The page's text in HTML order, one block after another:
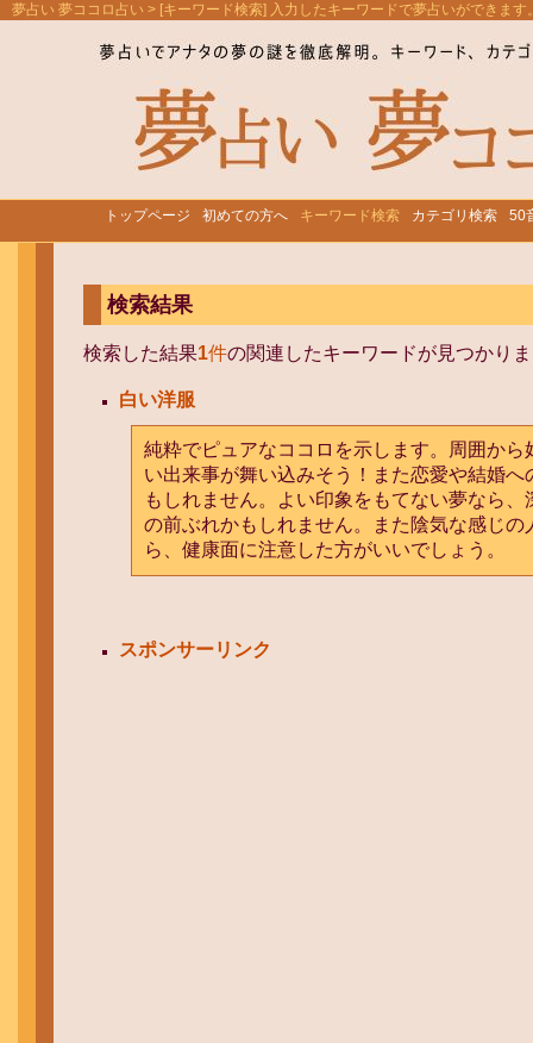
夢占い 夢ココロ占い > [キーワード検索] 入力したキーワードで夢占いができます
50
カテゴリ検索
キーワード検索
初めての方へ
トップページ
検索結果
検索した結果1件の関連したキーワードが見つかり
白い洋服
純粋でピュアなココロを示します。周囲か
い出来事が舞い込みそう！また恋愛や結婚
もしれません。よい印象をもてない夢なら
の前ぶれかもしれません。また陰気な感じ
ら、健康面に注意した方がいいでしょう。
スポンサーリンク